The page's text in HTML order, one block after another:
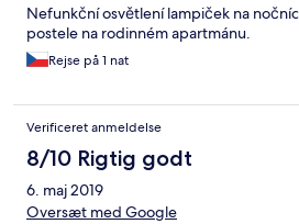
Nefunkční osvětlení lampiček na
postele na rodinném apartmánu.
Rejse på 1 nat
Verificeret anmeldelse
8/10 Rigtig godt
6. maj 2019
Oversæt med Google